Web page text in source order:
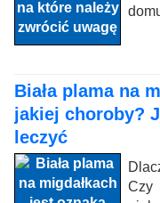
Biała plama na
jakiej choroby?
leczyć